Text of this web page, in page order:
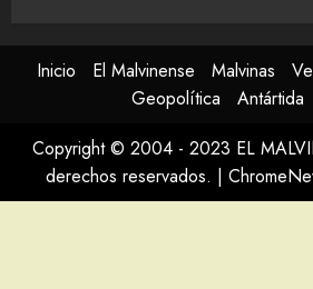
Inicio El Malvinense Malvinas
Geopolítica
Antártida
Copyright © 2004 - 2023 EL
derechos reservados. |